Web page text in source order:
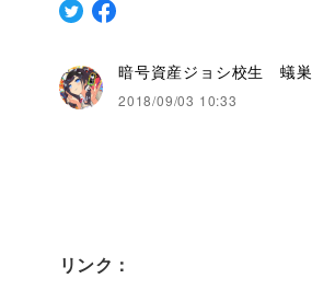
暗号資産ジョシ校生 蟻巣
2018/09/03 10:33
リンク：